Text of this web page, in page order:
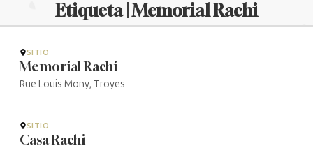
Etiqueta | Memorial Rachi
SITIO
Memorial Rachi
Rue Louis Mony, Troyes
SITIO
Casa Rachi